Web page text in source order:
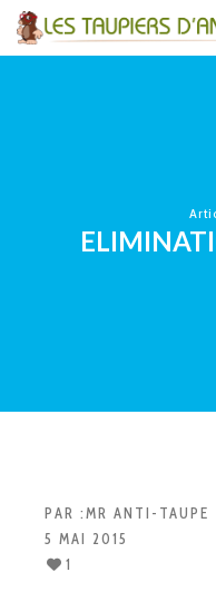
PAR :MR ANTI-TAUPE
5 MAI 2015
1